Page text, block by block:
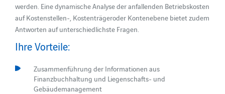
werden. Eine dynamische Analyse der anfallenden Betriebskosten
auf Kostenstellen-, Kostenträgeroder Kontenebene bietet zudem
Antworten auf unterschiedlichste Fragen.
Ihre Vorteile:
Zusammenführung der Informationen aus
Finanzbuchhaltung und Liegenschafts- und
Gebäudemanagement